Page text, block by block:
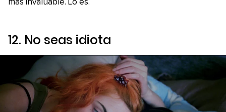
más invaluable. Lo es.
12. No seas idiota